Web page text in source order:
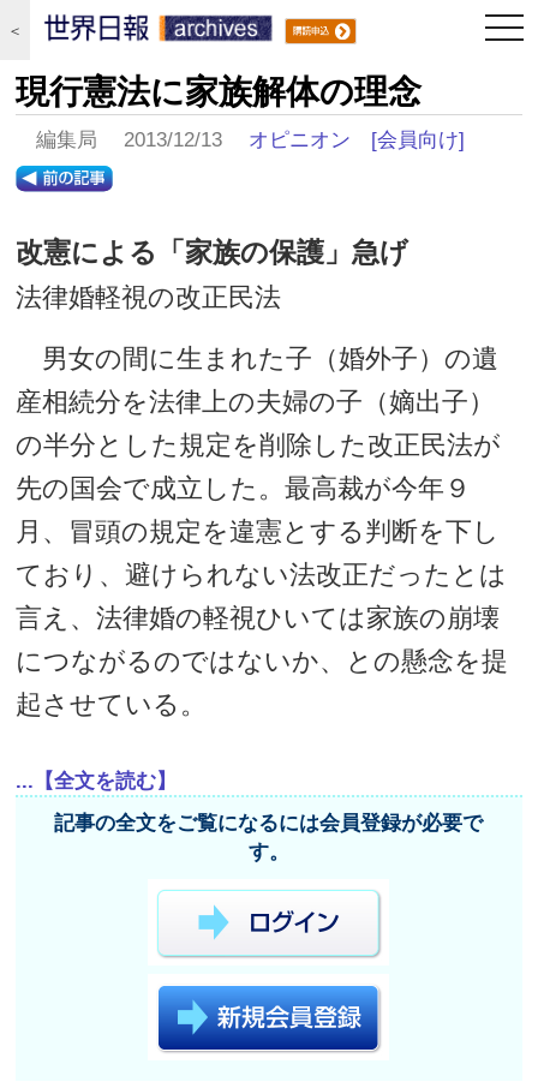
＜
現行憲法に家族解体の理念
編集局 2013/12/13 オピニオン [会員向け]
改憲による「家族の保護」急げ
法律婚軽視の改正民法
男女の間に生まれた子（婚外子）の遺
産相続分を法律上の夫婦の子（嫡出子）
の半分とした規定を削除した改正民法が
先の国会で成立した。最高裁が今年９
月、冒頭の規定を違憲とする判断を下し
ており、避けられない法改正だったとは
言え、法律婚の軽視ひいては家族の崩壊
につながるのではないか、との懸念を提
起させている。
...【全文を読む】
記事の全文をご覧になるには会員登録が必要で
す。